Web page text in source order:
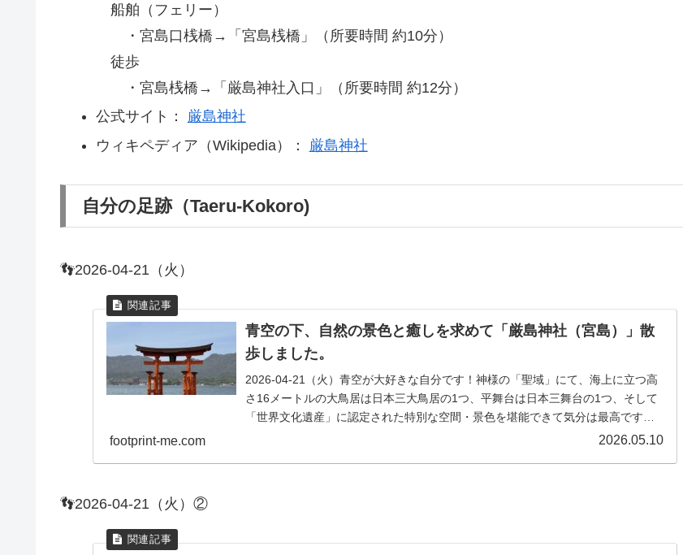
船舶（フェリー）
・宮島口桟橋→「宮島桟橋」（所要時間 約10分）
徒歩
・宮島桟橋→「厳島神社入口」（所要時間 約12分）
公式サイト： 厳島神社
ウィキペディア（Wikipedia）： 厳島神社
自分の足跡（Taeru-Kokoro)
👣2026-04-21（火）
青空の下、自然の景色と癒しを求めて「厳島神社（宮島）」散
歩しました。
2026-04-21（火）青空が大好きな自分です！神様の「聖域」にて、海上に立つ高
さ16メートルの大鳥居は日本三大鳥居の1つ、平舞台は日本三舞台の1つ、そして
「世界文化遺産」に認定された特別な空間・景色を堪能できて気分は最高です。
footprint-me.com 2026.05.10
👣2026-04-21（火）②